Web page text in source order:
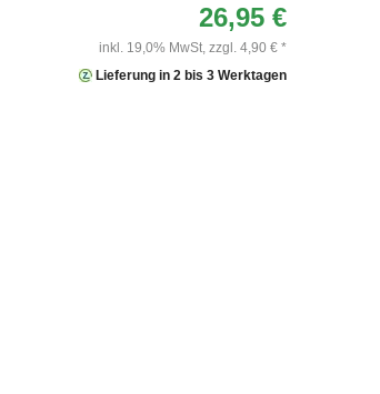
26,95 €
inkl. 19,0% MwSt, zzgl. 4,90 € *
Lieferung in 2 bis 3 Werktagen